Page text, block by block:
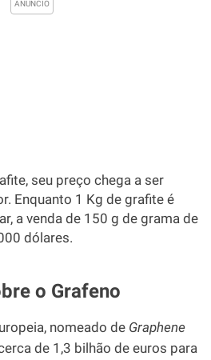
seu preço chega a ser
Enquanto 1 Kg de grafite é
a venda de 150 g de grama de
dólares.
o Grafeno
nomeado de Graphene
de 1,3 bilhão de euros para